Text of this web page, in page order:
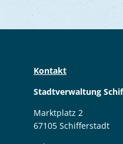
Kontakt
Stadtverwaltung
Marktplatz 2
67105 Schifferstadt